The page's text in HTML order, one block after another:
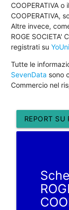
COOPERATIVA o
COOPERATIVA,
Altre invece,
ROGE SOCIETA'
registrati su
Tutte le
SevenData sono
Commercio nel
REPORT SU